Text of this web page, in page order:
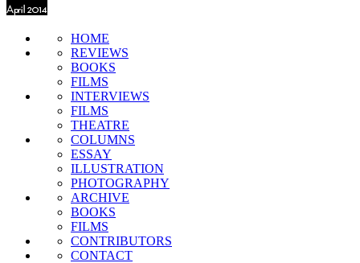
HOME
REVIEWS
BOOKS
FILMS
INTERVIEWS
FILMS
THEATRE
COLUMNS
ESSAY
ILLUSTRATION
PHOTOGRAPHY
ARCHIVE
BOOKS
FILMS
CONTRIBUTORS
CONTACT